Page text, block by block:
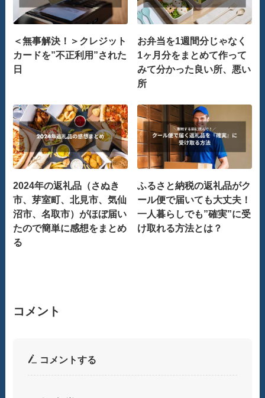
＜無事解決！＞クレジット
カードを”不正利用”された
日
お弁当を1週間分じゃなく
1ヶ月分をまとめて作って
みて分かった良い所、悪い
所
2024年の返礼品（さぬき
市、芽室町、北見市、気仙
沼市、名取市）がほぼ届い
たので簡単に感想をまとめ
る
ふるさと納税の返礼品がク
ール便で届いても大丈夫！
一人暮らしでも”確実”に受
け取れる方法とは？
コメント
コメントする